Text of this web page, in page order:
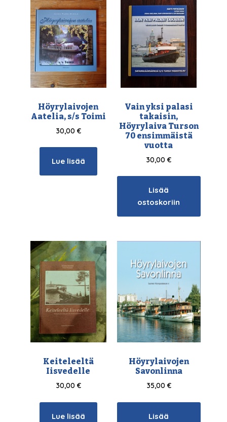
Höyrylaivojen
Aatelia, s/s Toimi
30,00 €
Lue lisää
Vain yksi palasi
takaisin,
Höyrylaiva Turson
70 ensimmäistä
vuotta
30,00€
Lisää
ostoskoriin
Keiteleeltä
Iisvedelle
30,00 €
Lue lisää
Höyrylaivojen
Savonlinna
35,00 €
Lisää